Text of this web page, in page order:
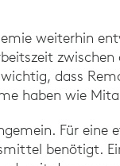
weiterhin
dass
haben wie
Für
benötigt.